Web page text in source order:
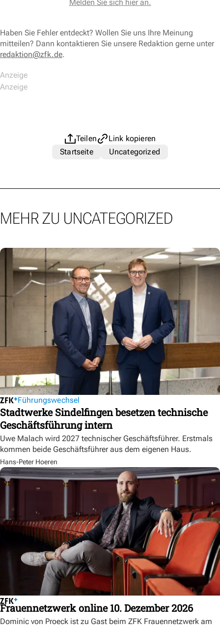
Melden Sie sich hier an.
Haben Sie Fehler entdeckt? Wollen Sie uns Ihre Meinung
mitteilen? Dann kontaktieren Sie unsere Redaktion gerne unter
redaktion@zfk.de.
Teilen
Link kopieren
Startseite
Uncategorized
MEHR ZU UNCATEGORIZED
Führungswechsel
Stadtwerke Sindelfingen besetzen technische
Geschäftsführung intern
Uwe Malach wird 2027 technischer Geschäftsführer. Erstmals
kommen beide Geschäftsführer aus dem eigenen Haus.
Hans-Peter Hoeren
Frauennetzwerk online 10. Dezember 2026
Dominic von Proeck ist zu Gast beim ZFK Frauennetzwerk am